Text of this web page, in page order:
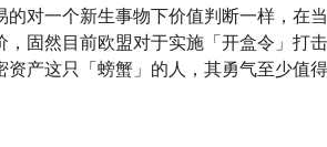
对一个新生事物下价值判断一样，在
固然目前欧盟对于实施「开盒令」打
产这只「螃蟹」的人，其勇气至少值得